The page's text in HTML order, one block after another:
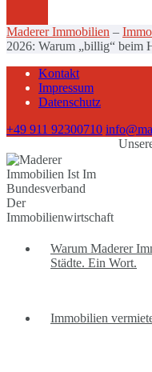
Maderer Immobilien –
2026: Warum „billig“ beim
Kontakt
Impressum
Datenschutz
+49 911 92300710
Warum Maderer
Städte. Ein Wort.
Immobilien